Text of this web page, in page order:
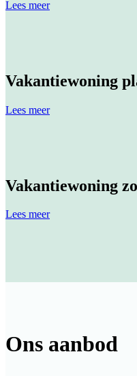
Lees meer
Vakantiewoning
Lees meer
Vakantiewoning
Lees meer
Ons aanbod